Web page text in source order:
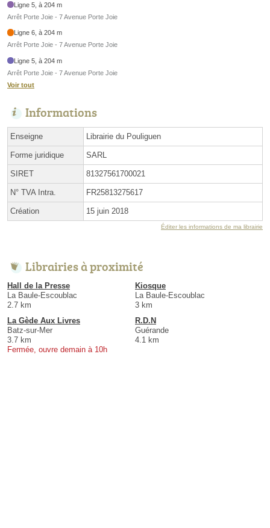
Ligne 5, à 204 m
Arrêt Porte Joie - 7 Avenue Porte Joie
Ligne 6, à 204 m
Arrêt Porte Joie - 7 Avenue Porte Joie
Ligne 5, à 204 m
Arrêt Porte Joie - 7 Avenue Porte Joie
Voir tout
Informations
Enseigne Librairie du Pouliguen
Forme juridique SARL
SIRET 81327561700021
N° TVA Intra. FR25813275617
Création 15 juin 2018
Éditer les informations de ma librairie
Librairies à proximité
Hall de la Presse
La Baule-Escoublac
2.7 km
Kiosque
La Baule-Escoublac
3 km
La Gède Aux Livres
Batz-sur-Mer
3.7 km
Fermée, ouvre demain à 10h
R.D.N
Guérande
4.1 km